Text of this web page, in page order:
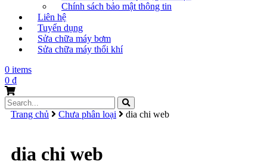
Chính sách bảo mật thông tin
Liên hệ
Tuyển dụng
Sửa chữa máy bơm
Sửa chữa máy thổi khí
0 items
0 ₫
Search
for:Trang chủ Chưa phân loại dia chi web
dia chi web